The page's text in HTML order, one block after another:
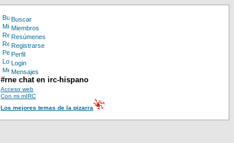
Buscar
Miembros
Resúmenes
Registrarse
Perfil
Login
Mensajes
#rne chat en irc-hispano
Acceso web
Con mi mIRC
Los mejores temas de la pizarra